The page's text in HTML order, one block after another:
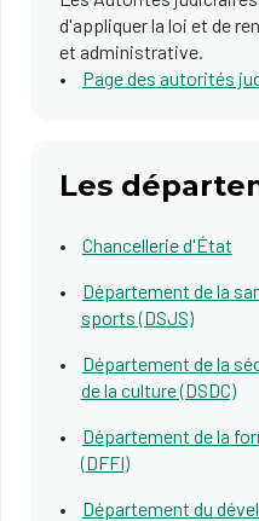
d'appliquer la loi et de
et administrative.
Page des autorités
Les
Chancellerie d'État
Département de la
sports (DSJS)
Département de la
de la culture (DSDC)
Département de la
(DFFI)
Département du